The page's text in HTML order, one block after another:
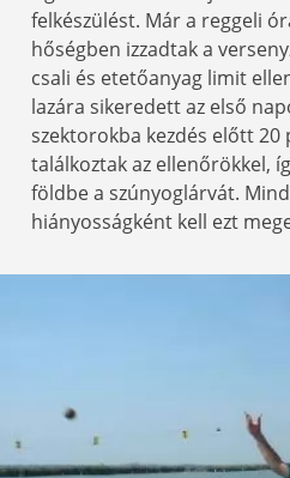
felkészülést. Már a reggeli
hőségben izzadtak a
csali és etetőanyag limit
lazára sikeredett az első
szektorokba kezdés előtt 20
találkoztak az ellenőrökkel,
földbe a szúnyoglárvát.
hiányosságként kell ezt